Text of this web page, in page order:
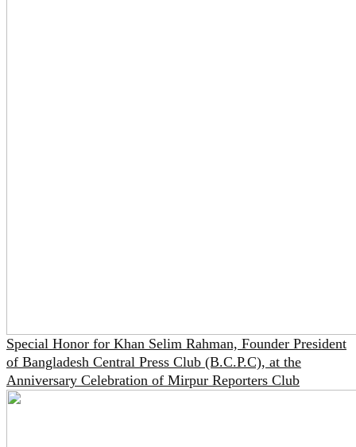
Special Honor for Khan Selim Rahman, Founder President
of Bangladesh Central Press Club (B.C.P.C), at the
Anniversary Celebration of Mirpur Reporters Club